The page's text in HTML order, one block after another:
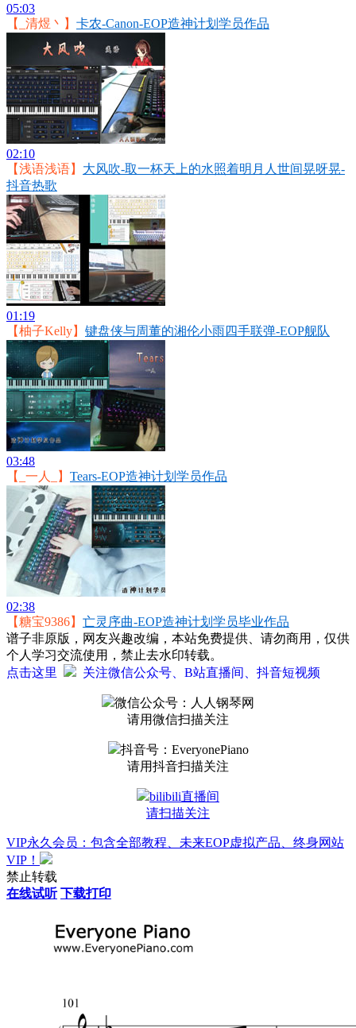
05:03
【_清煜丶】 卡农-Canon-EOP造神计划学员作品
02:10
【浅语浅语】 大风吹-取一杯天上的水照着明月人世间晃呀晃-
抖音热歌
01:19
【柚子Kelly】 键盘侠与周董的湘伦小雨四手联弹-EOP舰队
03:48
【_一人_】 Tears-EOP造神计划学员作品
02:38
【糖宝9386】 亡灵序曲-EOP造神计划学员毕业作品
谱子非原版，网友兴趣改编，本站免费提供、请勿商用，仅供
个人学习交流使用，禁止去水印转载。
点击这里
关注微信公众号、B站直播间、抖音短视频
微信公众号：人人钢琴网
请用微信扫描关注
抖音号：EveryonePiano
请用抖音扫描关注
bilibili直播间
请扫描关注
VIP永久会员：包含全部教程、未来EOP虚拟产品、终身网站
VIP！
禁止转载
在线试听 下载打印